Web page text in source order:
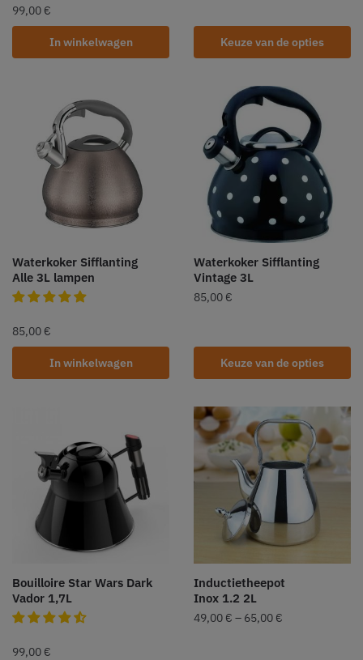
99,00 €
In winkelwagen Keuze van de opties
Waterkoker Sifflanting
Alle 3L lampen
85,00 €
In winkelwagen
Waterkoker Sifflanting
Vintage 3L
85,00 €
Keuze van de opties
Bouilloire Star Wars Dark
Vador 1,7L
99,00 €
Inductietheepot
Inox 1.2 2L
49,00 € – 65,00 €